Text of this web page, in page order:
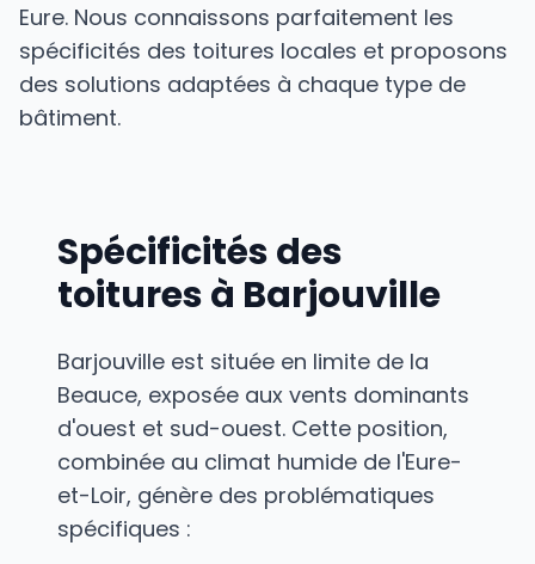
Eure. Nous connaissons parfaitement les
spécificités des toitures locales et proposons
des solutions adaptées à chaque type de
bâtiment.
Spécificités des
toitures à Barjouville
Barjouville est située en limite de la
Beauce, exposée aux vents dominants
d'ouest et sud-ouest. Cette position,
combinée au climat humide de l'Eure-
et-Loir, génère des problématiques
spécifiques :